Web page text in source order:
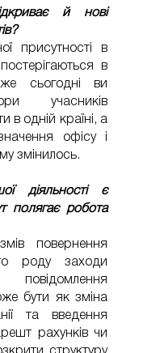
й нові
присутності в
в
сьогодні ви
учасників
в одній країні, а
офісу і
змінилось.
діяльності є
полягає робота
повернення
роду заходи
бути як зміна
та введення
рахунків чи